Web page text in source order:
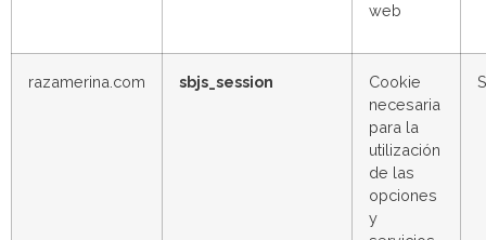
web
razamerina.com sbjs_session
Cookie
necesaria
para la
utilización
de las
opciones
y